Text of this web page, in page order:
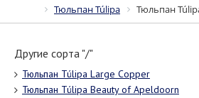
Тюльпан Túlipa
Тюльпан
Другие сорта "/"
Тюльпан Túlipa Large Copper
Тюльпан Túlipa Beauty of Apeldoorn